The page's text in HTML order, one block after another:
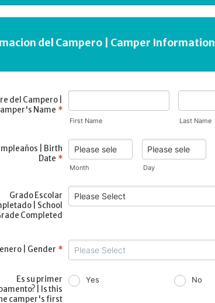
del Campero | Camper Information
del Campero |
Name *
First Name Last Name
| Birth
Date *
Month Day
Grado Escolar
| School
Completed
| Gender *
Es su primer
| Is this
camper's first
Yes No